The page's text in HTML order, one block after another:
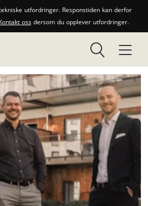
utfordringer. Responstiden kan derfor
ossdersom du opplever utfordringer.